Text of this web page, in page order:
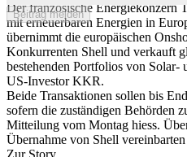
Beitrag melden
Der französische Energiekonzern
mit erneuerbaren Energien in
übernimmt die europäischen
Konkurrenten Shell und verkauft
bestehenden Portfolios von Solar-
US-Investor KKR.
Beide Transaktionen sollen bis
sofern die zuständigen Behörden
Mitteilung vom Montag hiess.
Übernahme von Shell